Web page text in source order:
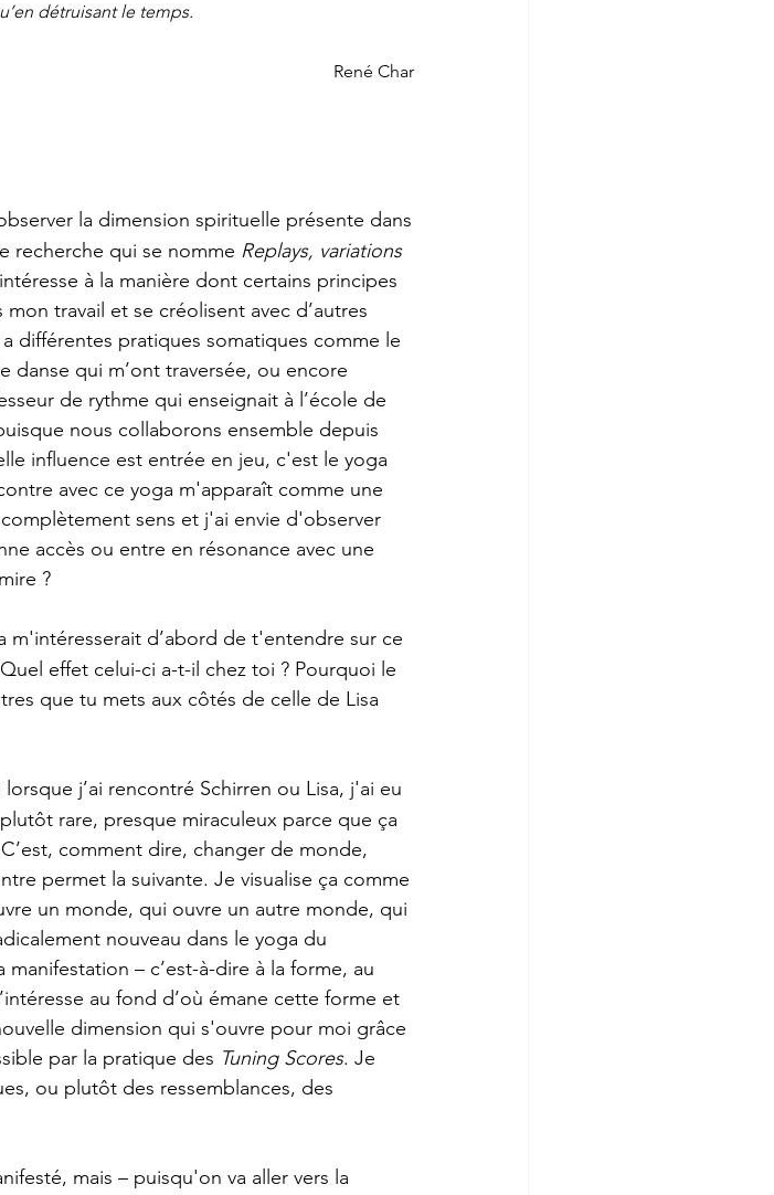
détruisant le temps.
René Char
la dimension spirituelle présente dans
recherche qui se nomme Replays, variations
à la manière dont certains principes
travail et se créolisent avec d’autres
différentes pratiques somatiques comme le
danse qui m’ont traversée, ou encore
de rythme qui enseignait à l’école de
nous collaborons ensemble depuis
influence est entrée en jeu, c'est le yoga
avec ce yoga m'apparaît comme une
sens et j'ai envie d'observer
accès ou entre en résonance avec une
?
m'intéresserait d’abord de t'entendre sur ce
effet celui-ci a-t-il chez toi ? Pourquoi le
que tu mets aux côtés de celle de Lisa
j’ai rencontré Schirren ou Lisa, j'ai eu
rare, presque miraculeux parce que ça
comment dire, changer de monde,
permet la suivante. Je visualise ça comme
un monde, qui ouvre un autre monde, qui
nouveau dans le yoga du
manifestation – c’est-à-dire à la forme, au
au fond d’où émane cette forme et
dimension qui s'ouvre pour moi grâce
par la pratique des Tuning Scores. Je
ou plutôt des ressemblances, des
mais – puisqu'on va aller vers la